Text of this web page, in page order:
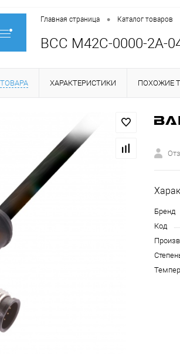
Главная страница • Каталог товаров
BCC M42C-0000-2A-
ХАРАКТЕРИСТИКИ ПОХОЖИЕ
Бренд
Код